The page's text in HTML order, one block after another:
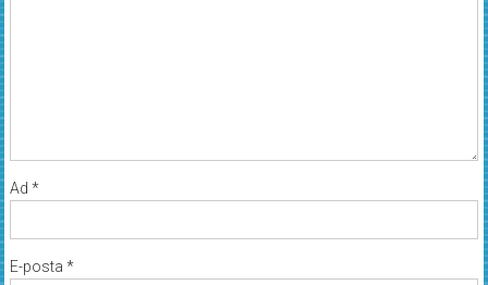
Ad *
E-posta *